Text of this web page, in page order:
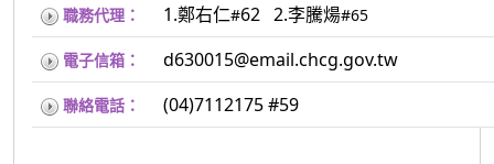
職務代理： 1.鄭右仁#62 2.李騰煬#65
電子信箱： d630015@email.chcg.gov.tw
聯絡電話： (04)7112175 #59